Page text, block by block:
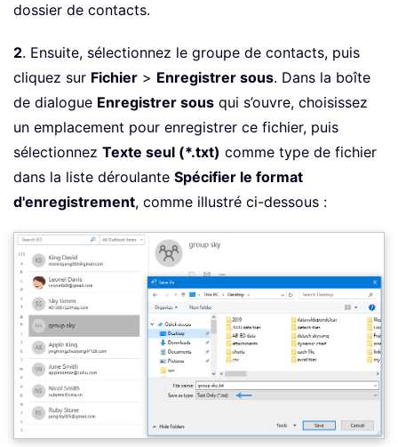
dossier de contacts.
2. Ensuite, sélectionnez le groupe de contacts, puis
cliquez sur Fichier > Enregistrer sous. Dans la boîte
de dialogue Enregistrer sous qui s’ouvre, choisissez
un emplacement pour enregistrer ce fichier, puis
sélectionnez Texte seul (*.txt) comme type de fichier
dans la liste déroulante Spécifier le format
d'enregistrement, comme illustré ci-dessous :